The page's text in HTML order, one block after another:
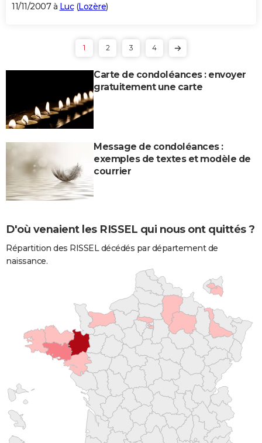
11/11/2007 à Luc(Lozère)
1 2 3 4
Carte de condoléances : envoyer
gratuitement une carte
Message de condoléances :
exemples de textes et modèle de
courrier
D'où venaient les RISSEL qui nous ont quittés ?
Répartition des RISSEL décédés par département de
naissance.